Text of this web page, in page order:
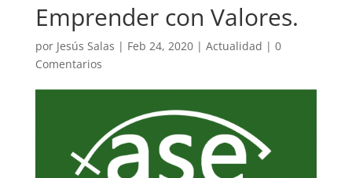
Emprender con Valores.
por Jesús Salas | Feb 24, 2020| Actualidad | 0
Comentarios